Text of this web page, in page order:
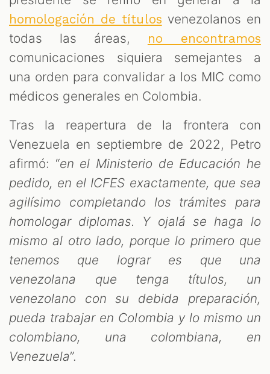
homologación de títulos venezolanos en
todas las áreas,
no encontramos
comunicaciones siquiera semejantes a
una orden para convalidar a los MIC como
médicos generales en Colombia.
Tras la reapertura de la frontera con
Venezuela en septiembre de 2022, Petro
afirmó: “en el Ministerio de Educación he
pedido, en el ICFES exactamente, que sea
agilísimo completando los trámites para
homologar diplomas. Y ojalá se haga lo
mismo al otro lado, porque lo primero que
tenemos que lograr es que una
venezolana que tenga títulos, un
venezolano con su debida preparación,
pueda trabajar en Colombia y lo mismo un
colombiano, una colombiana, en
Venezuela”.